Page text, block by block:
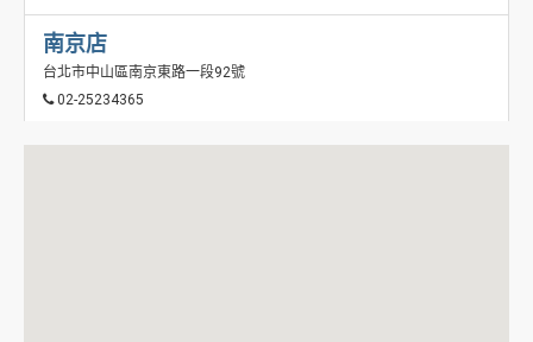
南京店
台北市中山區南京東路一段92號
02-25234365
延吉店